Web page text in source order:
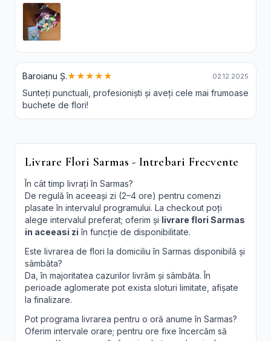
Baroianu Ș.★★★★★ 02.12.2025
Sunteți punctuali, profesioniști și aveți cele mai frumoase
buchete de flori!
Livrare Flori Sarmas - Intrebari Frecvente
În cât timp livrați în Sarmas?
De regulă în aceeași zi (2–4 ore) pentru comenzi
plasate în intervalul programului. La checkout poți
alege intervalul preferat; oferim și livrare flori Sarmas
in aceeasi zi în funcție de disponibilitate.
Este livrarea de flori la domiciliu în Sarmas disponibilă și
sâmbăta?
Da, în majoritatea cazurilor livrăm și sâmbăta. În
perioade aglomerate pot exista sloturi limitate, afișate
la finalizare.
Pot programa livrarea pentru o oră anume în Sarmas?
Oferim intervale orare; pentru ore fixe încercăm să